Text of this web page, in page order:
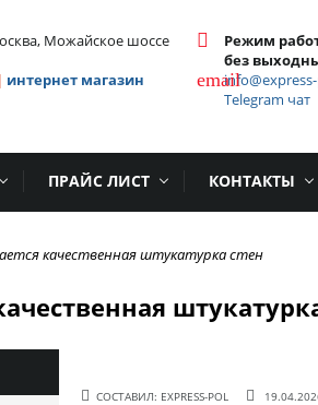
Можайское шоссе
интернет магазин
Режим
без
email
Telegram чат
ПРАЙС ЛИСТ КОНТАКТЫ
качественная штукатурка стен
СОСТАВИЛ: EXPRESS-POL